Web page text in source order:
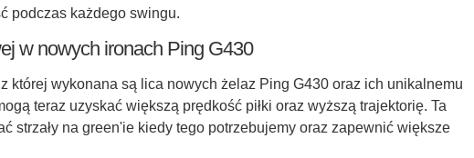
podczas każdego swingu.
w nowych ironach Ping G430
której wykonana są lica nowych żelaz Ping G430 oraz ich unikalnemu
teraz uzyskać większą prędkość piłki oraz wyższą trajektorię. Ta
strzały na green'ie kiedy tego potrzebujemy oraz zapewnić większe